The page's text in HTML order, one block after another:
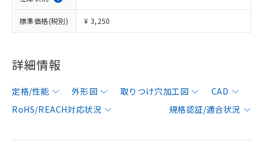
標準価格(税別) ¥ 3,250
詳細情報
定格/性能 外形図 取りつけ穴加工図
CAD
RoHS/REACH対応状況
規格認証/適合状況